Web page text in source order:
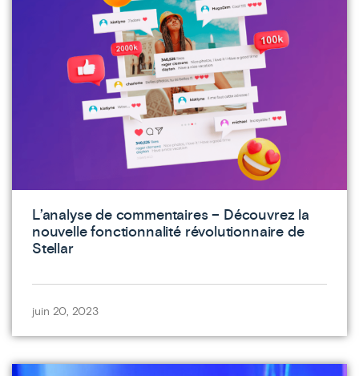
L’analyse de commentaires – Découvrez la
nouvelle fonctionnalité révolutionnaire de
Stellar
juin 20, 2023